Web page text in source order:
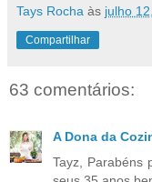
Tays Rocha às julho
Compartilhar
63 comentários:
A Dona da
Tayz, Parabéns